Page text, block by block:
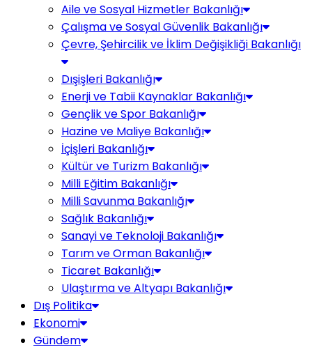
Aile ve Sosyal Hizmetler Bakanlığı
Çalışma ve Sosyal Güvenlik Bakanlığı
Çevre, Şehircilik ve İklim Değişikliği Bakanlığı
Dışişleri Bakanlığı
Enerji ve Tabii Kaynaklar Bakanlığı
Gençlik ve Spor Bakanlığı
Hazine ve Maliye Bakanlığı
İçişleri Bakanlığı
Kültür ve Turizm Bakanlığı
Milli Eğitim Bakanlığı
Milli Savunma Bakanlığı
Sağlık Bakanlığı
Sanayi ve Teknoloji Bakanlığı
Tarım ve Orman Bakanlığı
Ticaret Bakanlığı
Ulaştırma ve Altyapı Bakanlığı
Dış Politika
Ekonomi
Gündem